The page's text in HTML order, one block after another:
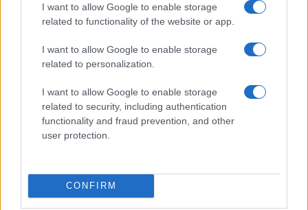
I want to allow Google to enable storage
related to functionality of the website or app.
I want to allow Google to enable storage
related to personalization.
I want to allow Google to enable storage
related to security, including authentication
functionality and fraud prevention, and other
user protection.
CONFIRM
Lotte de Vries · 7 aug 2026